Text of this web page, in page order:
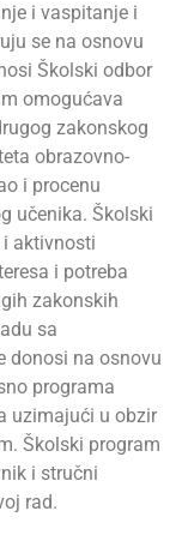
i vaspitanje i
se na osnovu
Školski odbor
omogućava
zakonskog
obrazovno-
i procenu
učenika. Školski
i aktivnosti
i potreba
zakonskih
sa
donosi na osnovu
programa
uzimajući u obzir
Školski program
i stručni
rad.